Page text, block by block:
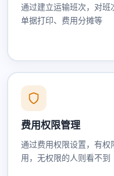
通过建立运输班次，对
单据打印、费用分摊等
费用权限管理
通过费用权限设置，有权
用，无权限的人则看不到